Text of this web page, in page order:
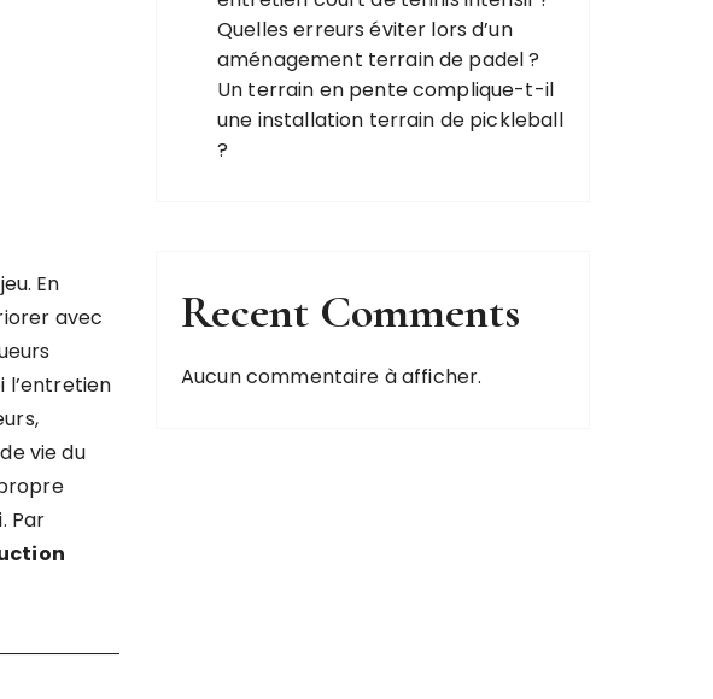
En
avec
l’entretien
vie du
Par
Quelles erreurs éviter lors d’un
aménagement terrain de padel ?
Un terrain en pente complique-t-il
une installation terrain de pickleball
?
Recent Comments
Aucun commentaire à afficher.